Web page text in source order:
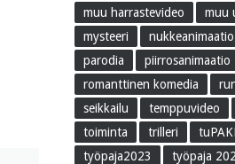
muu harrastevideo
muu
mysteeri
nukkeanimaatio
parodia
piirrosanimaatio
romanttinen komedia
seikkailu
temppuvideo
toiminta
trilleri
työpaja2023
työpaja